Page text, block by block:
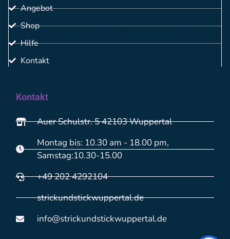
Angebot
Shop
Hilfe
Kontakt
Kontakt
Auer Schulstr. 5 42103 Wuppertal
Montag bis: 10.30 am - 18.00 pm,
Samstag:10.30-15.00
+49 202 4292104
strickundstickwuppertal.de
info@strickundstickwuppertal.de